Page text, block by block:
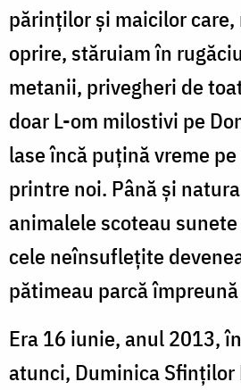
părinților și maicilor
oprire, stăruiam în
metanii, privegheri de
doar L-om milostivi pe
lase încă puțină vreme
printre noi. Până și
animalele scoteau
cele neînsuflețite
pătimeau parcă
Era 16 iunie, anul 2013,
atunci, Duminica Sfinților